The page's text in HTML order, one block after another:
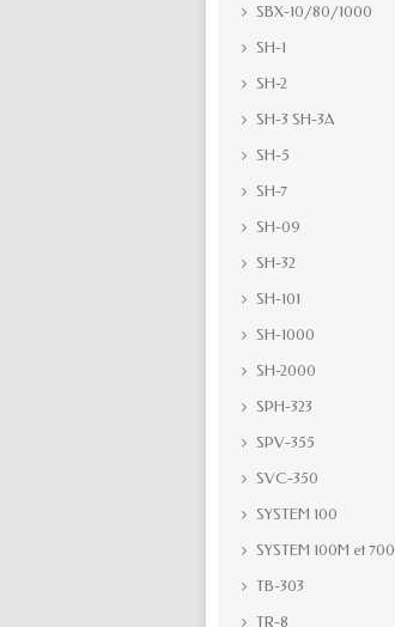
SBX-10/80/1000
SH-1
SH-2
SH-3 SH-3A
SH-5
SH-7
SH-09
SH-32
SH-101
SH-1000
SH-2000
SPH-323
SPV-355
SVC-350
SYSTEM 100
SYSTEM 100M et 700
TB-303
TR-8